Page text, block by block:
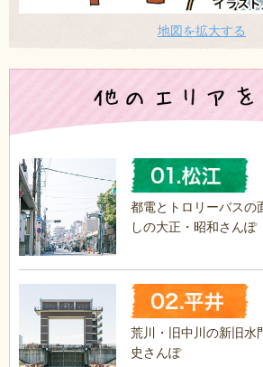
地図を拡大する
都電とトロリーバスの
しの大正・昭和さんぽ
荒川・旧中川の新旧水
史さんぽ